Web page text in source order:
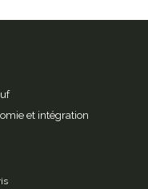
et intégration